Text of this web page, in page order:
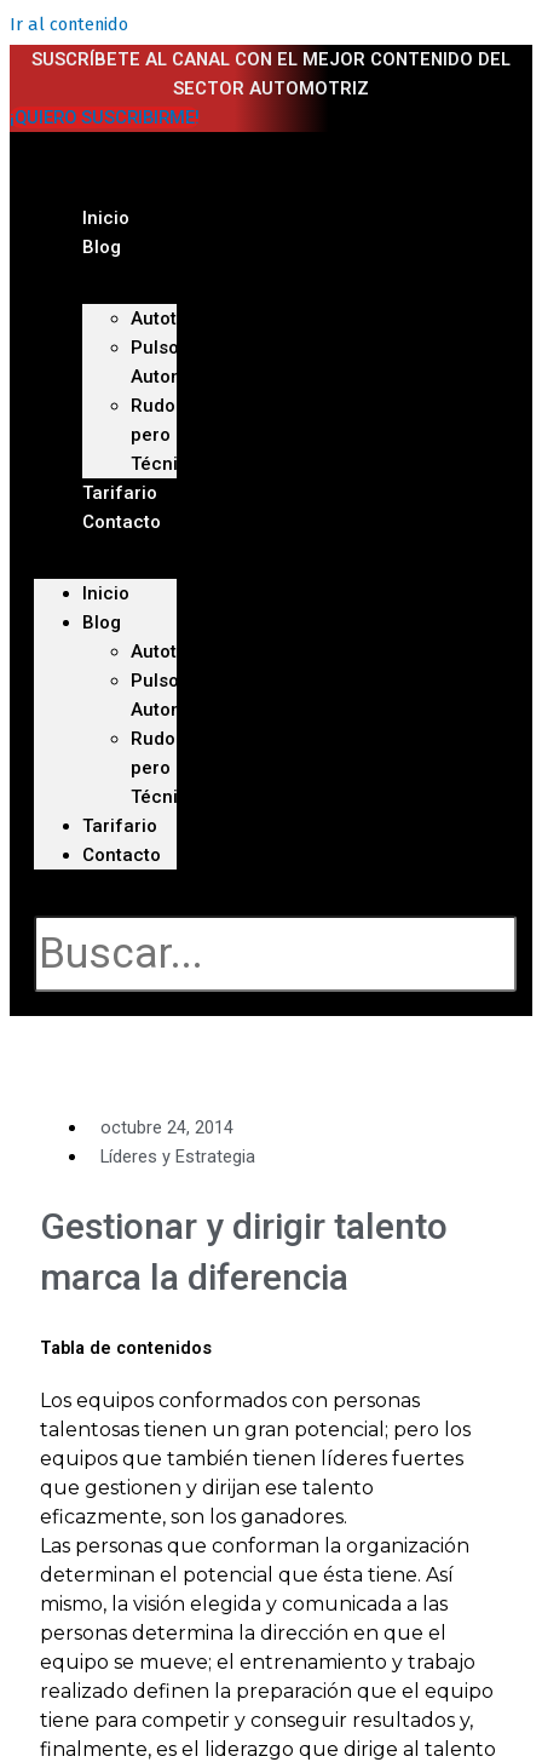
Ir al contenido
SUSCRÍBETE AL CANAL CON EL MEJOR CONTENIDO DEL
SECTOR AUTOMOTRIZ
¡QUIERO SUSCRIBIRME!
Inicio
Blog
Autoteca
Pulso
Automotriz
Rudo
pero
Técnico
Tarifario
Contacto
Inicio
Blog
Autoteca
Pulso
Automotriz
Rudo
pero
Técnico
Tarifario
Contacto
octubre 24, 2014
Líderes y Estrategia
Gestionar y dirigir talento
marca la diferencia
Tabla de contenidos
Los equipos conformados con personas
talentosas tienen un gran potencial; pero los
equipos que también tienen líderes fuertes
que gestionen y dirijan ese talento
eficazmente, son los ganadores.
Las personas que conforman la organización
determinan el potencial que ésta tiene. Así
mismo, la visión elegida y comunicada a las
personas determina la dirección en que el
equipo se mueve; el entrenamiento y trabajo
realizado definen la preparación que el equipo
tiene para competir y conseguir resultados y,
finalmente, es el liderazgo que dirige al talento